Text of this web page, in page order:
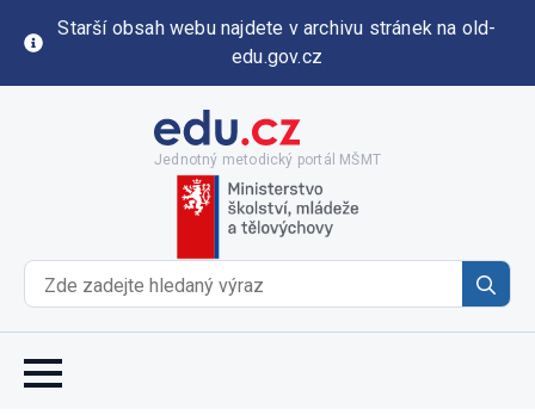
Starší obsah webu najdete v archivu stránek na old-
edu.gov.cz
Jednotný metodický portál MŠMT
for: